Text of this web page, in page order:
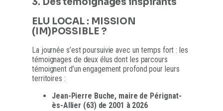
ELU LOCAL : MISSION
(IM)POSSIBLE ?
La journée s’est poursuivie avec un temps fort : les
témoignages de deux élus dont les parcours
témoignent d’un engagement profond pour leurs
territoires :
Jean-Pierre Buche, maire de Pérignat-
ès-Allier (63) de 2001 à 2026